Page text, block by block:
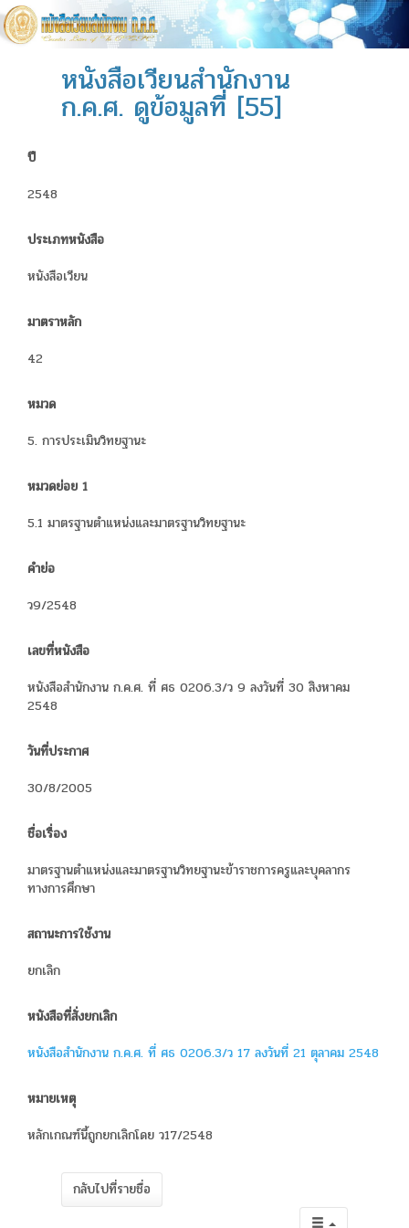
หนังสือเวียนสำนักงาน
ก.ค.ศ. ดูข้อมูลที่ [55]
ปี
2548
ประเภทหนังสือ
หนังสือเวียน
มาตราหลัก
42
หมวด
5. การประเมินวิทยฐานะ
หมวดย่อย 1
5.1 มาตรฐานตำแหน่งและมาตรฐานวิทยฐานะ
คำย่อ
ว9/2548
เลขที่หนังสือ
หนังสือสำนักงาน ก.ค.ศ. ที่ ศธ 0206.3/ว 9 ลงวันที่ 30 สิงหาคม
2548
วันที่ประกาศ
30/8/2005
ชื่อเรื่อง
มาตรฐานตำแหน่งและมาตรฐานวิทยฐานะข้าราชการครูและบุคลากร
ทางการศึกษา
สถานะการใช้งาน
ยกเลิก
หนังสือที่สั่งยกเลิก
หนังสือสำนักงาน ก.ค.ศ. ที่ ศธ 0206.3/ว 17 ลงวันที่ 21 ตุลาคม 2548
หมายเหตุ
หลักเกณฑ์นี้ถูกยกเลิกโดย ว17/2548
กลับไปที่รายชื่อ